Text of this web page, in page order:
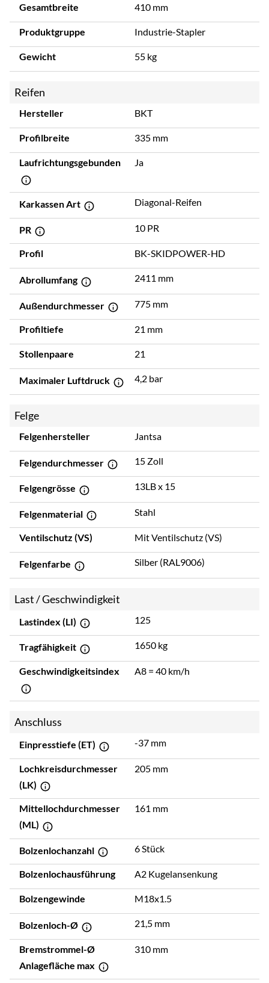
Gesamtbreite 410 mm
Produktgruppe Industrie-Stapler
Gewicht 55 kg
Reifen
Hersteller BKT
Profilbreite 335 mm
Laufrichtungsgebunden Ja
Karkassen Art Diagonal-Reifen
PR 10 PR
Profil BK-SKIDPOWER-HD
Abrollumfang 2411 mm
Außendurchmesser 775 mm
Profiltiefe 21 mm
Stollenpaare 21
Maximaler Luftdruck 4,2 bar
Felge
Felgenhersteller Jantsa
Felgendurchmesser 15 Zoll
Felgengrösse 13LB x 15
Felgenmaterial Stahl
Ventilschutz (VS) Mit Ventilschutz (VS)
Felgenfarbe Silber (RAL9006)
Last / Geschwindigkeit
Lastindex (LI) 125
Tragfähigkeit 1650 kg
Geschwindigkeitsindex A8 = 40 km/h
Anschluss
Einpresstiefe (ET) -37 mm
Lochkreisdurchmesser
(LK)
205 mm
Mittellochdurchmesser
(ML)
161 mm
Bolzenlochanzahl 6 Stück
Bolzenlochausführung A2 Kugelansenkung
Bolzengewinde M18x1.5
Bolzenloch-Ø 21,5 mm
Bremstrommel-Ø
Anlagefläche max
310 mm